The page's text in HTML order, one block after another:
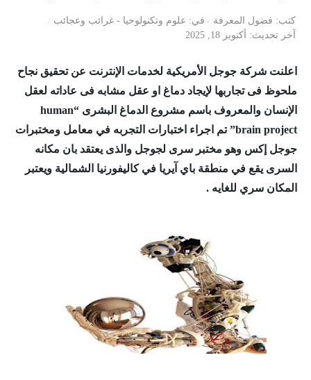
كتب فضول المعرفة في علوم وتكنولوحيا - غرائب وعجائب
آخر تحديث
أكتوبر 18, 2025
اعلنت شركة جوجل الأمريكية لخدمات الإنترنت عن تحقيق نجاح
ملحوظ فى تجاربها لإيجاد دماغ او عقل مشابه فى عاداته لعقل
الإنسان والمعروف باسم مشروع الدماغ البشرى “human
brain project”
تم اجراء اختبارات التجربه في معامل ومختبرات
جوجل إكس وهو مختبر سرى لجوجل والذى يعتقد بان مكانه
السرى يقع في منطقة باي آيريا في كاليفورنيا الشمالية ويعتبر
المكان سري للغايه .